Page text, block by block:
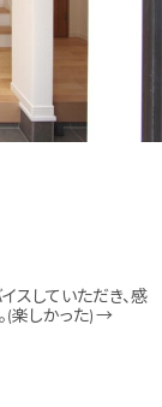
スしていただき、感
(楽しかった)→